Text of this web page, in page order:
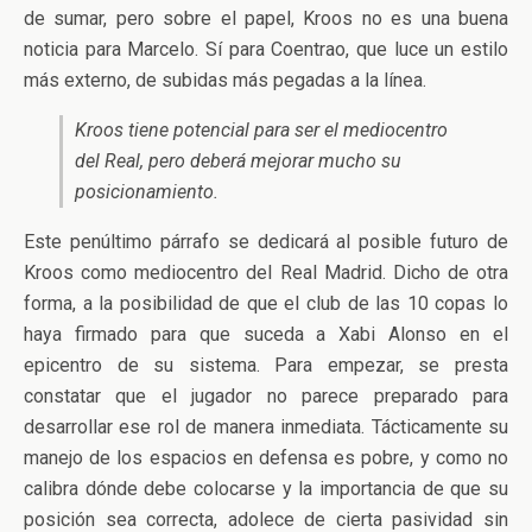
de sumar, pero sobre el papel, Kroos no es una buena
noticia para Marcelo. Sí para Coentrao, que luce un estilo
más externo, de subidas más pegadas a la línea.
Kroos tiene potencial para ser el mediocentro
del Real, pero deberá mejorar mucho su
posicionamiento.
Este penúltimo párrafo se dedicará al posible futuro de
Kroos como mediocentro del Real Madrid. Dicho de otra
forma, a la posibilidad de que el club de las 10 copas lo
haya firmado para que suceda a Xabi Alonso en el
epicentro de su sistema. Para empezar, se presta
constatar que el jugador no parece preparado para
desarrollar ese rol de manera inmediata. Tácticamente su
manejo de los espacios en defensa es pobre, y como no
calibra dónde debe colocarse y la importancia de que su
posición sea correcta, adolece de cierta pasividad sin